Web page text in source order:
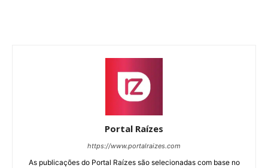
Portal Raízes
https://www.portalraizes.com
As publicações do Portal Raízes são selecionadas com base no